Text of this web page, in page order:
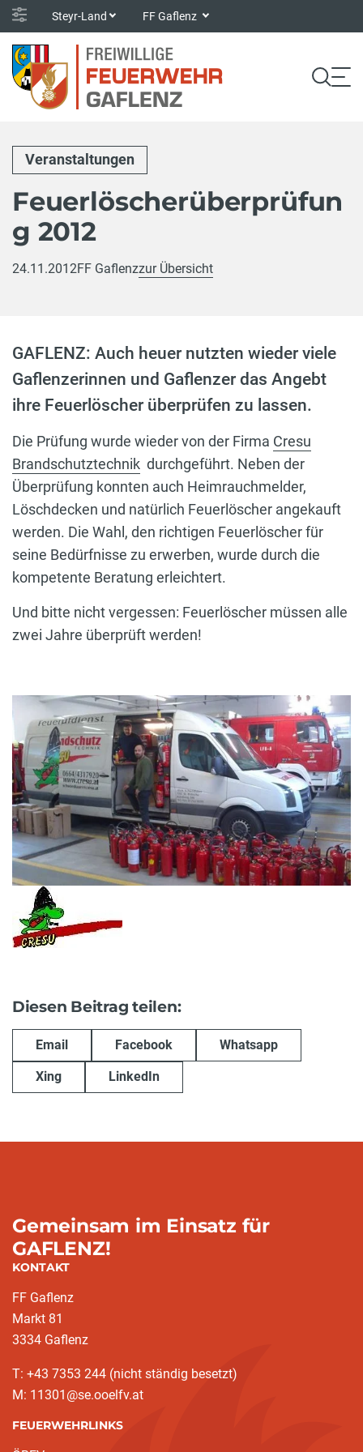
Steyr-Land FF Gaflenz
Veranstaltungen
Feuerlöscherüberprüfun
g 2012
24.11.2012FF Gaflenzzur Übersicht
GAFLENZ: Auch heuer nutzten wieder viele
Gaflenzerinnen und Gaflenzer das Angebt
ihre Feuerlöscher überprüfen zu lassen.
Die Prüfung wurde wieder von der Firma Cresu
Brandschutztechnik durchgeführt. Neben der
Überprüfung konnten auch Heimrauchmelder,
Löschdecken und natürlich Feuerlöscher angekauft
werden. Die Wahl, den richtigen Feuerlöscher für
seine Bedürfnisse zu erwerben, wurde durch die
kompetente Beratung erleichtert.
Und bitte nicht vergessen: Feuerlöscher müssen alle
zwei Jahre überprüft werden!
Diesen Beitrag teilen:
Email Facebook Whatsapp
Xing LinkedIn
Gemeinsam im Einsatz für
GAFLENZ!
KONTAKT
FF Gaflenz
Markt 81
3334 Gaflenz
T: +43 7353 244 (nicht ständig besetzt)
M: 11301@se.ooelfv.at
FEUERWEHRLINKS